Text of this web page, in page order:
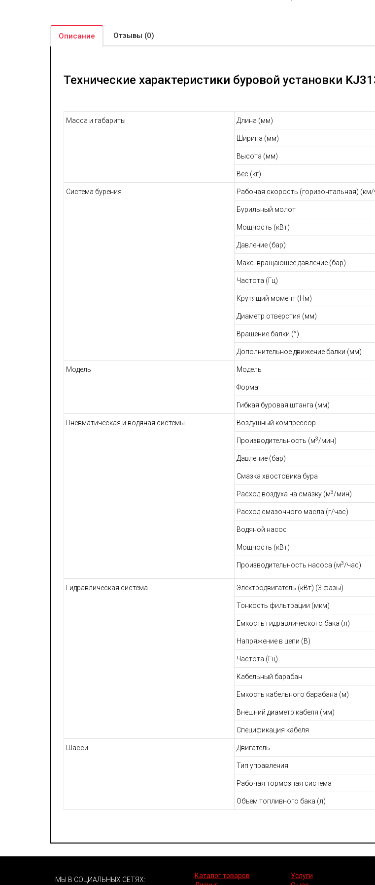
Описание Отзывы (0)
Технические характеристики буровой установки
Масса и габариты Длина (мм)
Ширина (мм)
Высота (мм)
Вес (кг)
Система бурения Рабочая скорость (горизонтальная) (км/
Бурильный молот
Мощность (кВт)
Давление (бар)
Макс. вращающее давление (бар)
Частота (Гц)
Крутящий момент (Нм)
Диаметр отверстия (мм)
Вращение балки (°)
Дополнительное движение балки (мм)
Модель Модель
Форма
Гибкая буровая штанга (мм)
Пневматическая и водяная системы Воздушный компрессор
Производительность (м3/мин)
Давление (бар)
Смазка хвостовика бура
Расход воздуха на смазку (м3/мин)
Расход смазочного масла (г/час)
Водяной насос
Мощность (кВт)
Производительность насоса (м3/час)
Гидравлическая система Электродвигатель (кВт) (3 фазы)
Тонкость фильтрации (мкм)
Емкость гидравлического бака (л)
Напряжение в цепи (В)
Частота (Гц)
Кабельный барабан
Емкость кабельного барабана (м)
Внешний диаметр кабеля (мм)
Спецификация кабеля
Шасси Двигатель
Тип управления
Рабочая тормозная система
Объем топливного бака (л)
МЫ В СОЦИАЛЬНЫХ СЕТЯХ: Каталог товаров Услуги